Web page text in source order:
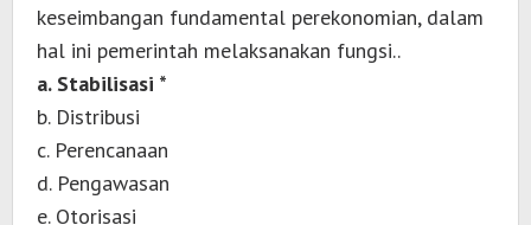
keseimbangan fundamental perekonomian, dalam
hal ini pemerintah melaksanakan fungsi..
a. Stabilisasi *
b. Distribusi
c. Perencanaan
d. Pengawasan
e. Otorisasi